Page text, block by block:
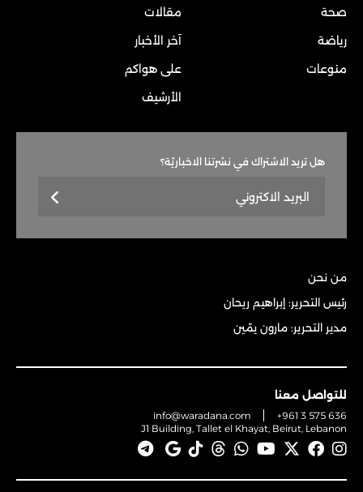
صحة
رياضة
منوعات
مقالات
آخر الأخبار
على هواكم
الأرشيف
هل تريد الاشتراك في نشرتنا الاخباريّة؟
من نحن
رئيس التحرير: إبراهيم ريحان
مدير التحرير: مارون يمّين
للتواصل معنا
info@waradana.com
+961 3 575 636
J1 Building, Tallet el Khayat, Beirut, Lebanon